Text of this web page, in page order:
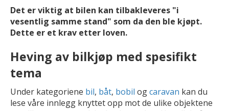
Det er viktig at bilen kan tilbakleveres "i
vesentlig samme stand" som da den ble kjøpt.
Dette er et krav etter loven.
Heving av bilkjøp med spesifikt
tema
Under kategoriene bil, båt, bobil ogcaravan kan du
lese våre innlegg knyttet opp mot de ulike objektene